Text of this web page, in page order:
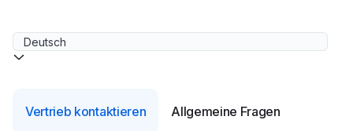
Vertrieb kontaktieren Allgemeine Fragen